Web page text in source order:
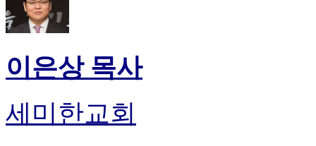
이은상 목사
세미한교회